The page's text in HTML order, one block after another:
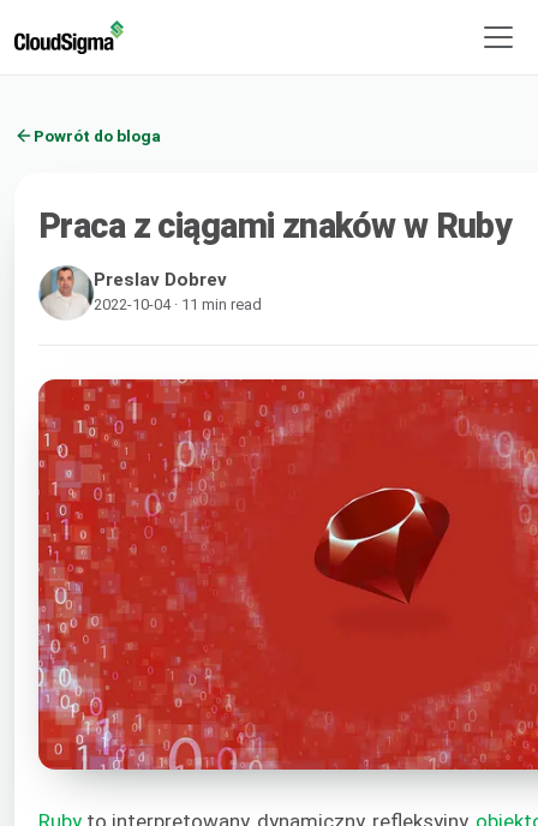
Powrót do bloga
Praca z ciągami znaków w Ruby
Preslav Dobrev
2022-10-04 · 11 min read
Ruby to interpretowany, dynamiczny, refleksyjny,